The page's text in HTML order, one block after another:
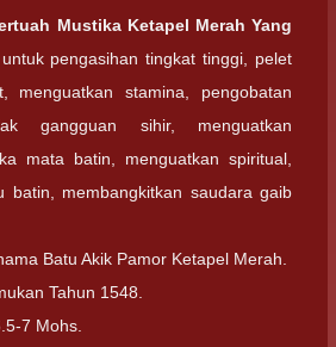
Mustika Ketapel Merah Yang
pengasihan tingkat tinggi, pelet
menguatkan stamina, pengobatan
gangguan sihir, menguatkan
mata batin, menguatkan spiritual,
batin, membangkitkan saudara gaib
Batu Akik Pamor Ketapel Merah.
Tahun 1548.
7 Mohs.